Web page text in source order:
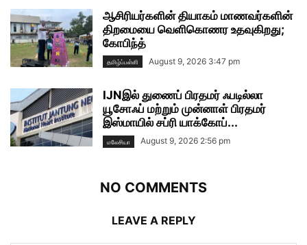
ஆசிரியர்களின் தியாகம் மாணவர்களின்
திறமையை வெளிகொணர உதவுகிறது;
கோபிந்த்
தமிழ்ப்பள்ளி August 9, 2026 3:47 pm
IJNஇல் துணைப் பிரதமர் ஃபடில்லா
யூசோஃப் மற்றும் முன்னாள் பிரதமர்
இஸ்மாயில் சப்ரி யாக்கோப்...
மலேசியா August 9, 2026 2:56 pm
NO COMMENTS
LEAVE A REPLY